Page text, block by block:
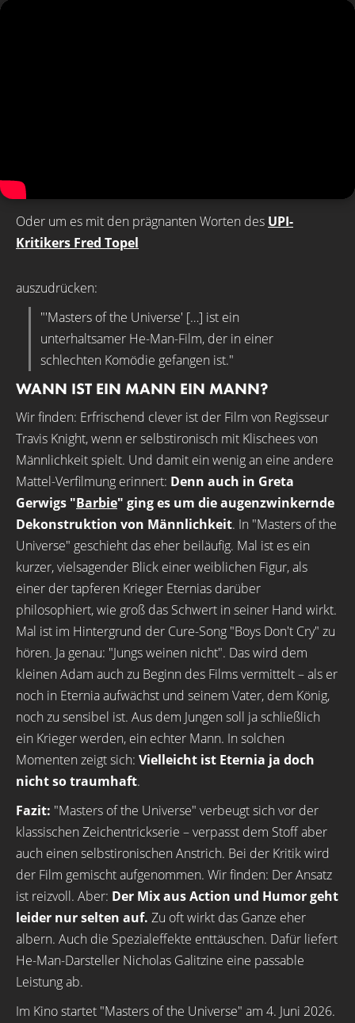
Oder um es mit den prägnanten Worten des UPI-
Kritikers Fred Topel
auszudrücken:
"'Masters of the Universe' […] ist ein
unterhaltsamer He-Man-Film, der in einer
schlechten Komödie gefangen ist."
WANN IST EIN MANN EIN MANN?
Wir finden: Erfrischend clever ist der Film von Regisseur
Travis Knight, wenn er selbstironisch mit Klischees von
Männlichkeit spielt. Und damit ein wenig an eine andere
Mattel-Verfilmung erinnert: Denn auch in Greta
Gerwigs "Barbie" ging es um die augenzwinkernde
Dekonstruktion von Männlichkeit. In "Masters of the
Universe" geschieht das eher beiläufig. Mal ist es ein
kurzer, vielsagender Blick einer weiblichen Figur, als
einer der tapferen Krieger Eternias darüber
philosophiert, wie groß das Schwert in seiner Hand wirkt.
Mal ist im Hintergrund der Cure-Song "Boys Don't Cry" zu
hören. Ja genau: "Jungs weinen nicht". Das wird dem
kleinen Adam auch zu Beginn des Films vermittelt – als er
noch in Eternia aufwächst und seinem Vater, dem König,
noch zu sensibel ist. Aus dem Jungen soll ja schließlich
ein Krieger werden, ein echter Mann. In solchen
Momenten zeigt sich: Vielleicht ist Eternia ja doch
nicht so traumhaft.
Fazit: "Masters of the Universe" verbeugt sich vor der
klassischen Zeichentrickserie – verpasst dem Stoff aber
auch einen selbstironischen Anstrich. Bei der Kritik wird
der Film gemischt aufgenommen. Wir finden: Der Ansatz
ist reizvoll. Aber: Der Mix aus Action und Humor geht
leider nur selten auf. Zu oft wirkt das Ganze eher
albern. Auch die Spezialeffekte enttäuschen. Dafür liefert
He-Man-Darsteller Nicholas Galitzine eine passable
Leistung ab.
Im Kino startet "Masters of the Universe" am 4. Juni 2026.